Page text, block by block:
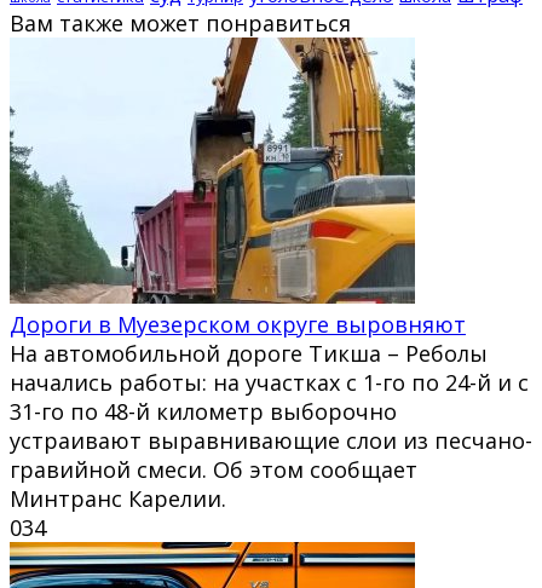
Вам также может понравиться
Дороги в Муезерском округе выровняют
На автомобильной дороге Тикша – Реболы
начались работы: на участках с 1-го по 24-й и с
31-го по 48-й километр выборочно
устраивают выравнивающие слои из песчано-
гравийной смеси. Об этом сообщает
Минтранс Карелии.
034